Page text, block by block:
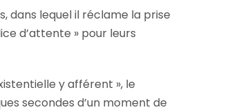
dans lequel il réclame la prise
d’attente » pour leurs
y afférent », le
secondes d’un moment de